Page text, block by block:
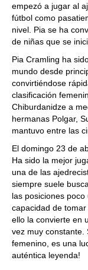
empezó a jugar al
fútbol como
nivel. Pia se ha
de niñas que se
Pia Cramling ha
mundo desde
convirtiéndose
clasificación
Chiburdanidze a
hermanas Polgar,
mantuvo entre las
El domingo 23 de
Ha sido la mejor
una de las
siempre suele
las posiciones
capacidad de
ello la convierte en
vez muy constante.
femenino, es una
auténtica leyenda!